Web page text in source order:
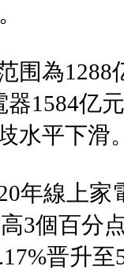
围為
1584亿
水平下滑
年線上
3個百分
晋升